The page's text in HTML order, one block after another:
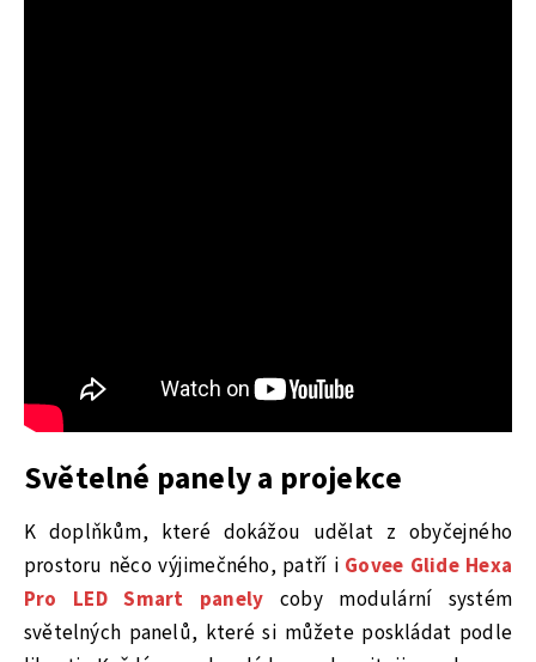
Světelné panely a projekce
K doplňkům, které dokážou udělat z obyčejného
prostoru něco výjimečného, patří i Govee Glide Hexa
Pro LED Smart panely coby modulární systém
světelných panelů, které si můžete poskládat podle